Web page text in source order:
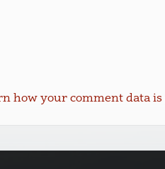
how your comment data is